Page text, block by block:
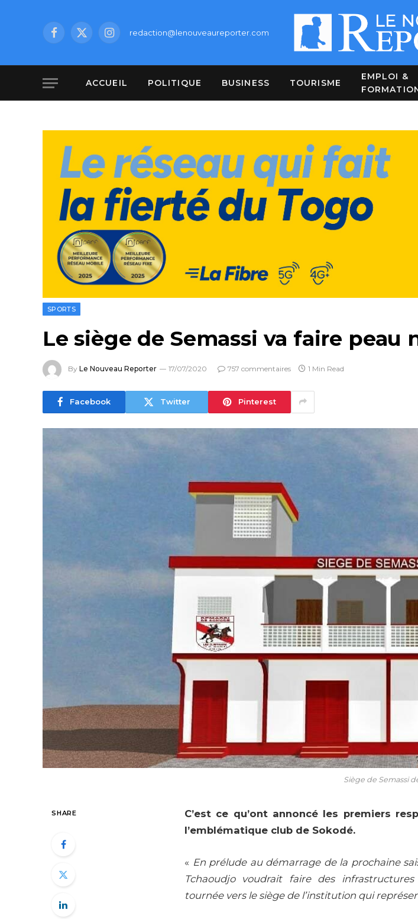
Facebook
X
Instagramredaction@lenouveaureporter.com
ACCUEIL POLITIQUE BUSINESS TOURISME
EMPLOI &
SPORTS
Le siège de Semassi va faire peau
By Le Nouveau Reporter 17/07/2020 757 commentaires 1 Min Read
Facebook Twitter Pinterest
Siège de Semassi
SHARE
C’est ce qu’ont annoncé les premiers
l’emblématique club de Sokodé.
« En prélude au démarrage de la prochaine
Tchaoudjo voudrait faire des
tournée vers le siège de l’institution qui